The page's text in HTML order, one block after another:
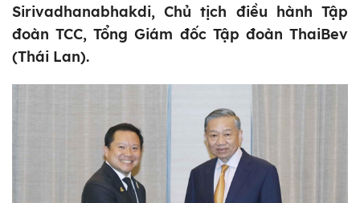
Sirivadhanabhakdi, Chủ tịch điều hành Tập
đoàn TCC, Tổng Giám đốc Tập đoàn ThaiBev
(Thái Lan).